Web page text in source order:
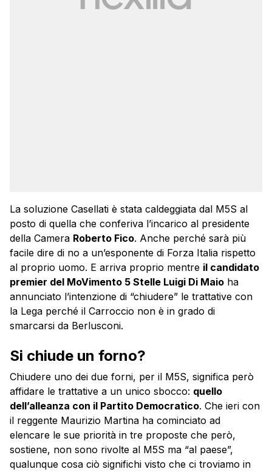
La soluzione Casellati è stata caldeggiata dal M5S al
posto di quella che conferiva l’incarico al presidente
della Camera Roberto Fico. Anche perché sarà più
facile dire di no a un’esponente di Forza Italia rispetto
al proprio uomo. E arriva proprio mentre il candidato
premier del MoVimento 5 Stelle Luigi Di Maio ha
annunciato l’intenzione di “chiudere” le trattative con
la Lega perché il Carroccio non è in grado di
smarcarsi da Berlusconi.
Si chiude un forno?
Chiudere uno dei due forni, per il M5S, significa però
affidare le trattative a un unico sbocco: quello
dell’alleanza con il Partito Democratico. Che ieri con
il reggente Maurizio Martina ha cominciato ad
elencare le sue priorità in tre proposte che però,
sostiene, non sono rivolte al M5S ma “al paese”,
qualunque cosa ciò significhi visto che ci troviamo in